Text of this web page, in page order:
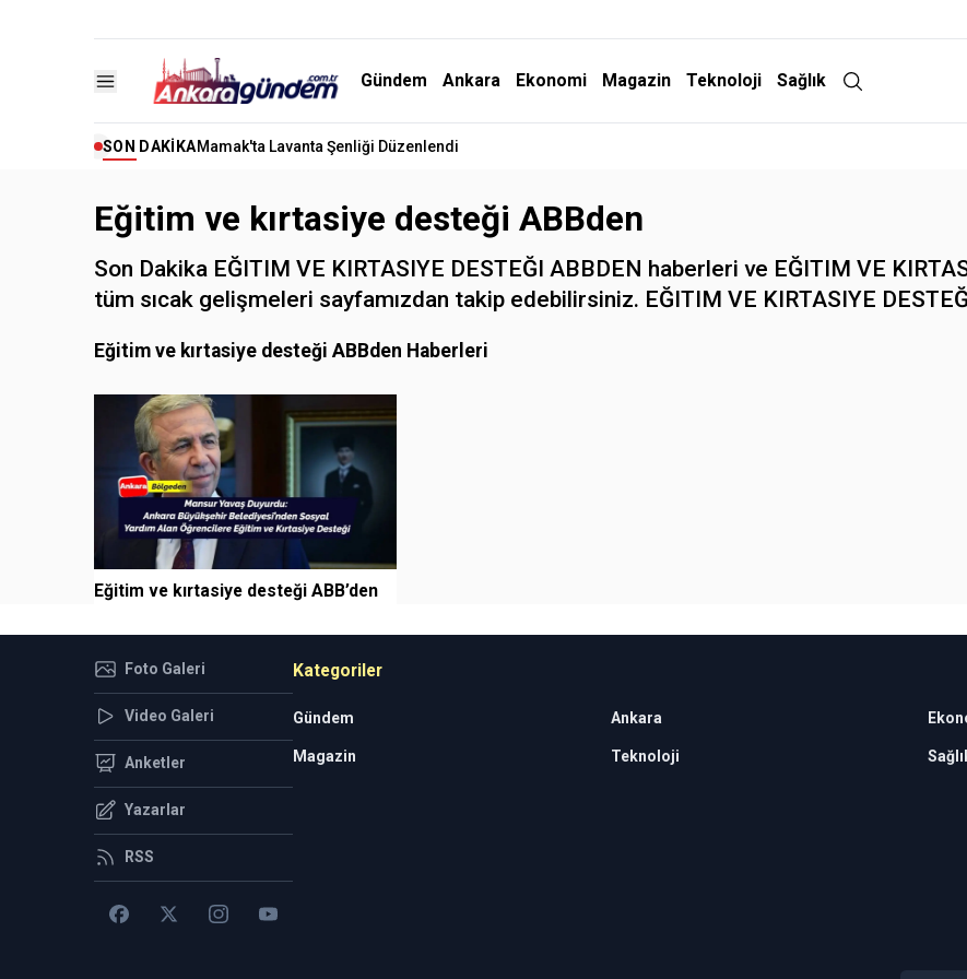
Gündem Ankara Ekonomi Magazin Teknoloji Sağlık
SON DAKIKAMamak'ta Lavanta Şenliği Düzenlendi
Eğitim ve kırtasiye desteği ABBden
Son Dakika EĞITIM VE KIRTASIYE DESTEĞI ABBDEN haberleri ve EĞITIM VE
tüm sıcak gelişmeleri sayfamızdan takip edebilirsiniz. EĞITIM VE KIRTASIYE
Eğitim ve kırtasiye desteği ABBden Haberleri
Eğitim ve kırtasiye desteği ABB’den
Foto Galeri
Video Galeri
Anketler
Yazarlar
RSS
Kategoriler
Gündem Ankara
Magazin Teknoloji